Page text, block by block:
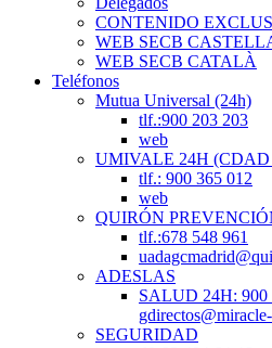
CONTENIDO
WEB SECB
WEB SECB CATALÀ
Teléfonos
Mutua Universal (24h)
tlf.:900 203 203
web
UMIVALE 24H
tlf.: 900 365 012
web
QUIRÓN
tlf.:678 548 961
ADESLAS
SALUD 24H: 900
SEGURIDAD